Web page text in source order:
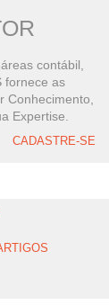
contábil,
fornece as
Conhecimento,
Expertise.
CADASTRE-SE